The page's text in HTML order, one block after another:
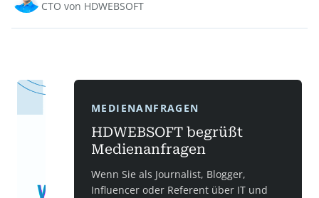
CTO von HDWEBSOFT
MEDIENANFRAGEN
HDWEBSOFT begrüßt
Medienanfragen
Wenn Sie als Journalist, Blogger,
Influencer oder Referent über IT und